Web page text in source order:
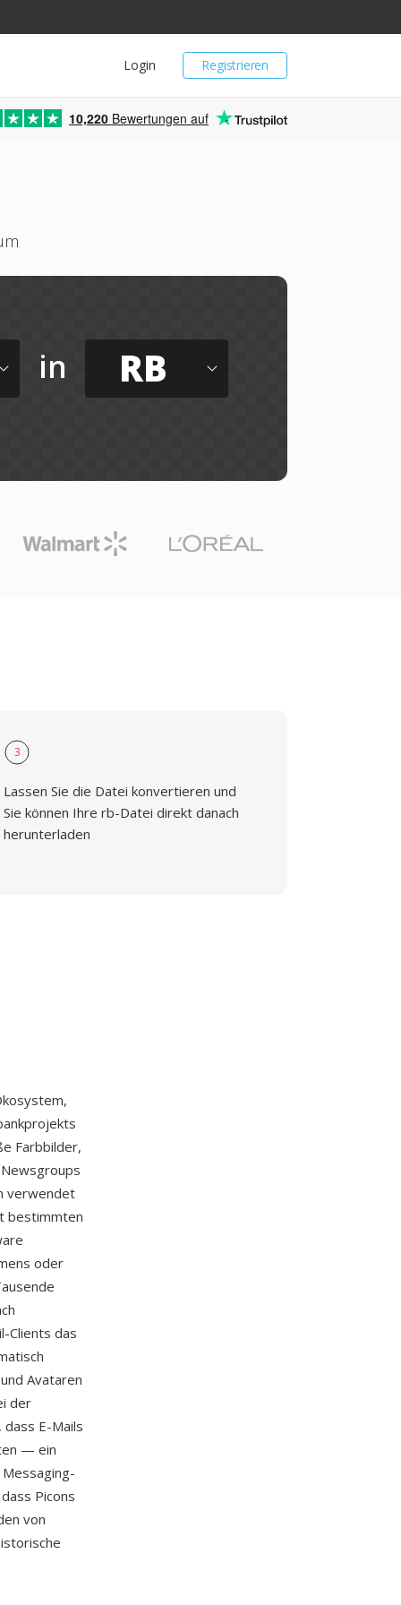
Registrieren
Login
10,220 Bewertungen auf
in RB
3
Lassen Sie die Datei konvertieren und
Sie können Ihre rb-Datei direkt danach
herunterladen
Farbbilder,
verwendet
bestimmten
oder
Clients das
Avataren
der
E-Mails
— ein
Picons
von